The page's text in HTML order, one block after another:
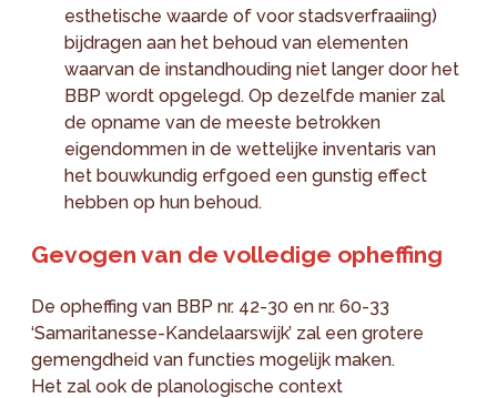
esthetische waarde of voor stadsverfraaiing)
bijdragen aan het behoud van elementen
waarvan de instandhouding niet langer door het
BBP wordt opgelegd. Op dezelfde manier zal
de opname van de meeste betrokken
eigendommen in de wettelijke inventaris van
het bouwkundig erfgoed een gunstig effect
hebben op hun behoud.
Gevogen van de volledige opheffing
De opheffing van BBP nr. 42-30 en nr. 60-33
‘Samaritanesse-Kandelaarswijk’ zal een grotere
gemengdheid van functies mogelijk maken.
Het zal ook de planologische context